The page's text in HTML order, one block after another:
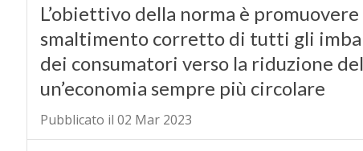
L’obiettivo della norma è
smaltimento corretto di tutti gli
dei consumatori verso la riduzione
un’economia sempre più circolare
Pubblicato il 02 Mar 2023